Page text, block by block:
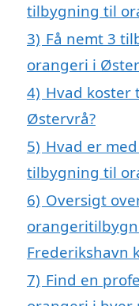
tilbygning til
3) Få nemt 3
orangeri i
4) Hvad
Østervrå?
5) Hvad er
tilbygning til
6) Oversigt
Frederikshavn
7) Find en